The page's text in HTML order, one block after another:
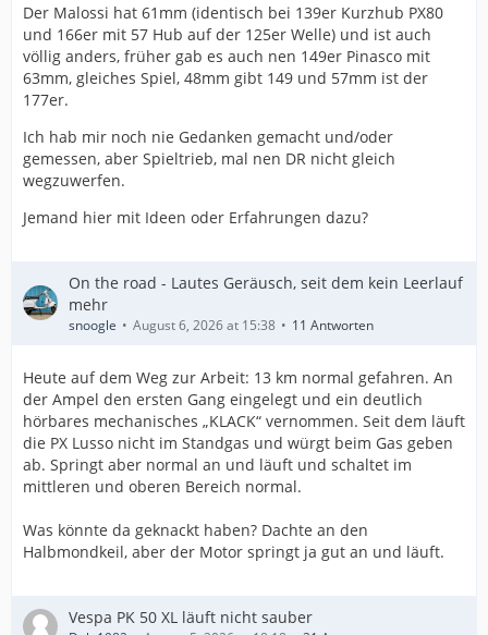
Der Malossi hat 61mm (identisch bei 139er Kurzhub PX80
und 166er mit 57 Hub auf der 125er Welle) und ist auch
völlig anders, früher gab es auch nen 149er Pinasco mit
63mm, gleiches Spiel, 48mm gibt 149 und 57mm ist der
177er.
Ich hab mir noch nie Gedanken gemacht und/oder
gemessen, aber Spieltrieb, mal nen DR nicht gleich
wegzuwerfen.
Jemand hier mit Ideen oder Erfahrungen dazu?
On the road - Lautes Geräusch, seit dem kein Leerlauf
mehr
snoogle August 6, 2026 at 15:38 11 Antworten
Heute auf dem Weg zur Arbeit: 13 km normal gefahren. An
der Ampel den ersten Gang eingelegt und ein deutlich
hörbares mechanisches „KLACK“ vernommen. Seit dem läuft
die PX Lusso nicht im Standgas und würgt beim Gas geben
ab. Springt aber normal an und läuft und schaltet im
mittleren und oberen Bereich normal.
Was könnte da geknackt haben? Dachte an den
Halbmondkeil, aber der Motor springt ja gut an und läuft.
Vespa PK 50 XL läuft nicht sauber